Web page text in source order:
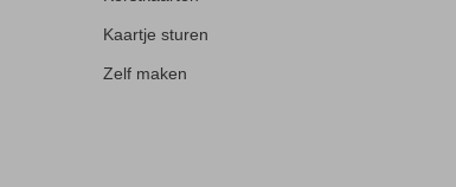
Kaartje sturen
Zelf maken